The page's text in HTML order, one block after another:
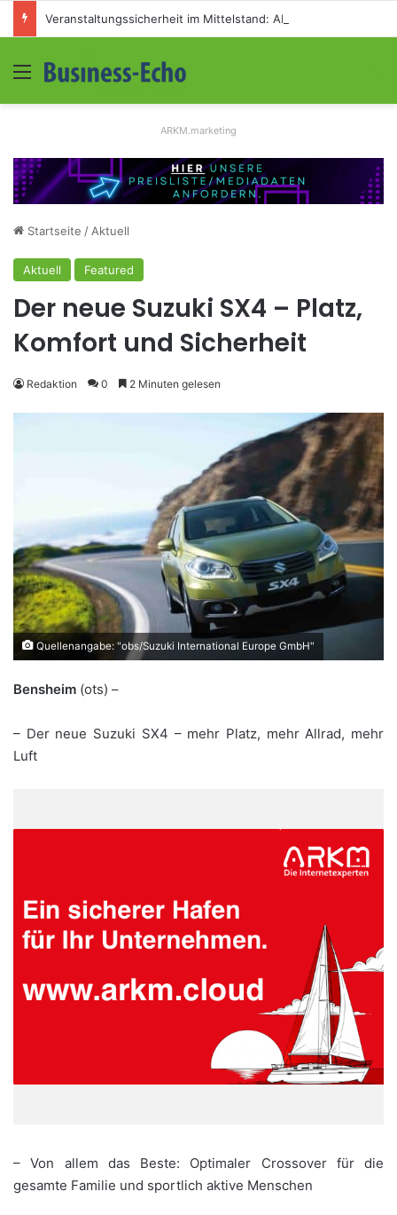
Menü
ARKM.marketing
Startseite / Aktuell
Aktuell Featured
Der neue Suzuki SX4 – Platz,
Komfort und Sicherheit
Redaktion 0 2 Minuten gelesen
Quellenangabe: "obs/Suzuki International Europe GmbH"
Bensheim (ots) –
– Der neue Suzuki SX4 – mehr Platz, mehr Allrad, mehr
Luft
– Von allem das Beste: Optimaler Crossover für die
gesamte Familie und sportlich aktive Menschen